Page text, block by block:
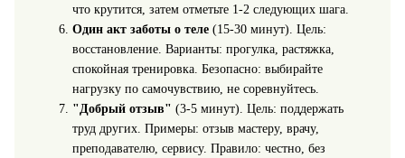
что крутится, затем отметьте 1-2 следующих шага.
Один акт заботы о теле(15-30 минут). Цель:
восстановление. Варианты: прогулка, растяжка,
спокойная тренировка. Безопасно: выбирайте
нагрузку по самочувствию, не соревнуйтесь.
"Добрый отзыв" (3-5 минут). Цель: поддержать
труд других. Примеры: отзыв мастеру, врачу,
преподавателю, сервису. Правило: честно, без